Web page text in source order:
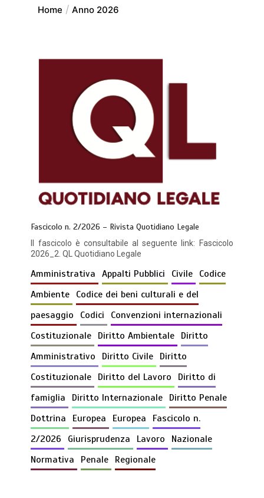
Home Anno 2026
Fascicolo n. 2/2026 – Rivista Quotidiano Legale
Il fascicolo è consultabile al seguente link: Fascicolo
2026_2. QL Quotidiano Legale
Amministrativa Appalti Pubblici Civile Codice
Ambiente Codice dei beni culturali e del
paesaggio
Codici
Convenzioni internazionali
Costituzionale Diritto Ambientale Diritto
Amministrativo
Diritto Civile Diritto
Costituzionale Diritto del Lavoro
Diritto di
famiglia
Diritto Internazionale Diritto Penale
Dottrina
Europea Europea
Fascicolo n.
2/2026
Giurisprudenza Lavoro
Nazionale
Normativa
Penale Regionale